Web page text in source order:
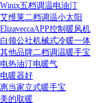
Winix五档调温电油汀
艾维莱二档调温小太阳
ElizaveccaAPP控制暖风机
白领公社机械式冷暖一体
其他品牌二档调温暖手宝
电热油汀电暖气
电暖器好
惠当家立式暖手宝
美的取暖